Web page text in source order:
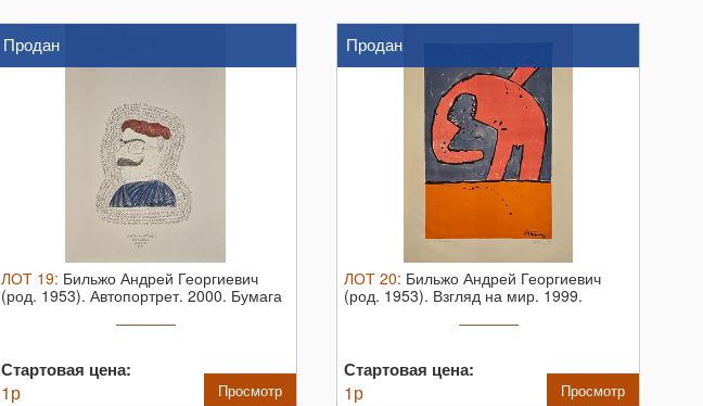
Продан
ЛОТ 19: Бильжо Андрей Георгиевич
(род. 1953). Автопортрет. 2000. Бумага
Стартовая цена:
1р Просмотр
Продан
ЛОТ 20: Бильжо Андрей Георгиевич
(род. 1953). Взгляд на мир. 1999.
Стартовая цена:
1р Просмотр